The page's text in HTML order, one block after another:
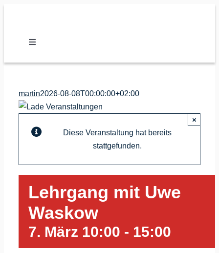
Toggle
Verband
Vereine
Karate
Kalender
martin2026-08-08T00:00:00+02:00
Diese Veranstaltung hat bereits
stattgefunden.
×
Lehrgang mit Uwe
Waskow
7. März 10:00 - 15:00